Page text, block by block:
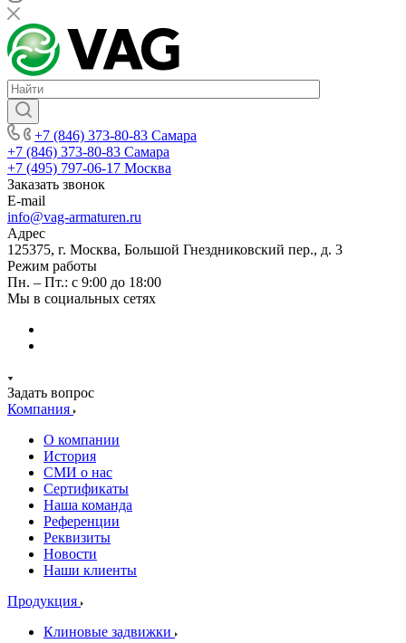
+7 (846) 373-80-83 Самара
+7 (846) 373-80-83 Самара
+7 (495) 797-06-17 Москва
Заказать звонок
E-mail
info@vag-armaturen.ru
Адрес
125375, г. Москва, Большой Гнездниковский пер., д. 3
Режим работы
Пн. – Пт.: с 9:00 до 18:00
Мы в социальных сетях
Задать вопрос
Компания
О компании
История
СМИ о нас
Cертификаты
Наша команда
Референции
Реквизиты
Новости
Наши клиенты
Продукция
Клиновые задвижки